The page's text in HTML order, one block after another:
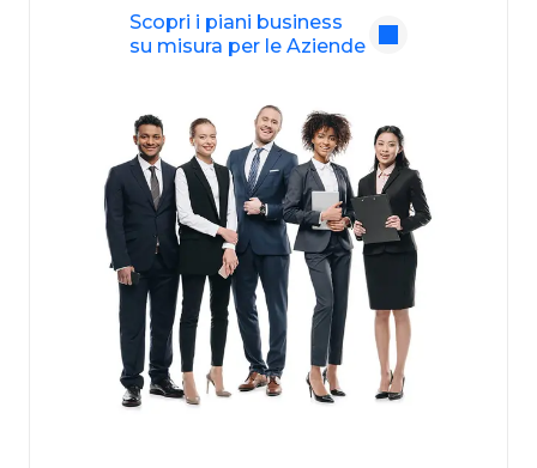
Scopri i piani business
su misura per le Aziende